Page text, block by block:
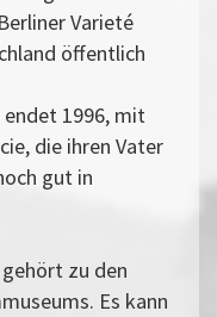
Varieté
öffentlich
endet 1996, mit
die ihren Vater
gut in
zu den
Es kann